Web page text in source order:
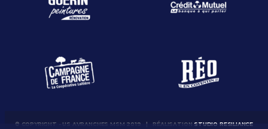
© COPYRIGHT - US AVRANCHES MSM 2019 | RÉALISATION STUDIO RESILIANCE